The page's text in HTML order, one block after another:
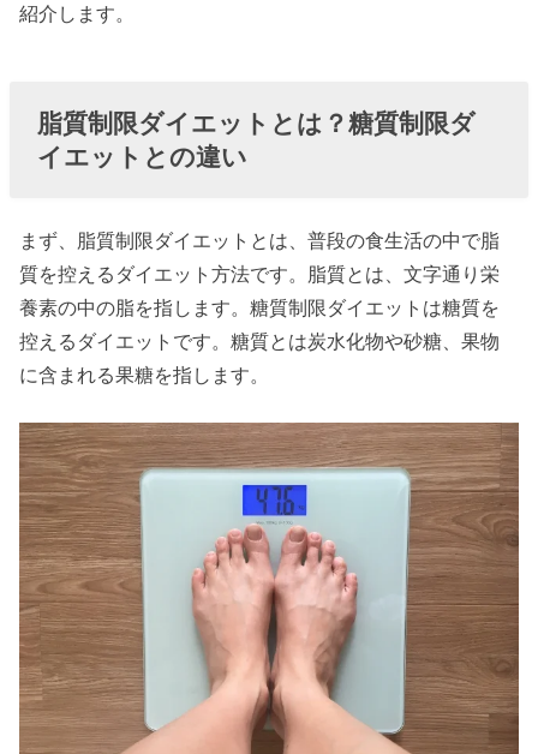
エットのメリ
エットのデメ
リット
メニュー
› 脂質制限ダイ
エットのおす
すめレシピ
リーチ
キンサ
ラダ
› 最後に
紹介します。
脂質制限ダイエットとは？糖質制限ダ
イエットとの違い
まず、脂質制限ダイエットとは、普段の食生活の中で脂
質を控えるダイエット方法です。脂質とは、文字通り栄
養素の中の脂を指します。糖質制限ダイエットは糖質を
控えるダイエットです。糖質とは炭水化物や砂糖、果物
に含まれる果糖を指します。